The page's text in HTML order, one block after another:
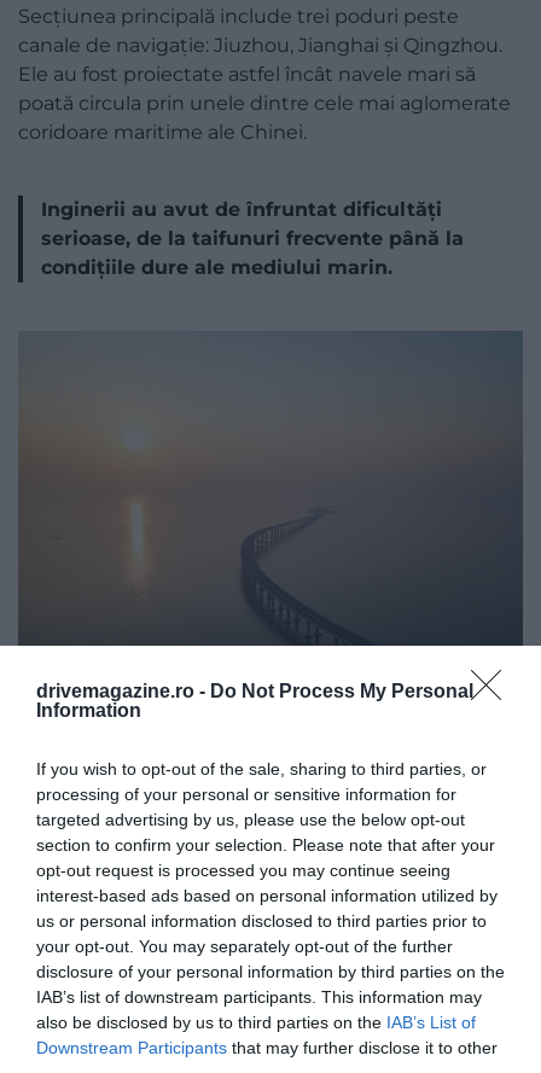
drivemagazine.ro - Do Not Process My Personal
Information
If you wish to opt-out of the sale, sharing to third parties, or
processing of your personal or sensitive information for
targeted advertising by us, please use the below opt-out
section to confirm your selection. Please note that after your
opt-out request is processed you may continue seeing
interest-based ads based on personal information utilized by
us or personal information disclosed to third parties prior to
your opt-out. You may separately opt-out of the further
disclosure of your personal information by third parties on the
IAB’s list of downstream participants. This information may
also be disclosed by us to third parties on the IAB’s List of
Downstream Participants that may further disclose it to other
Secțiunea principală include trei poduri peste
canale de navigație: Jiuzhou, Jianghai și Qingzhou.
Ele au fost proiectate astfel încât navele mari să
poată circula prin unele dintre cele mai aglomerate
coridoare maritime ale Chinei.
Inginerii au avut de înfruntat dificultăți
serioase, de la taifunuri frecvente până la
condițiile dure ale mediului marin.